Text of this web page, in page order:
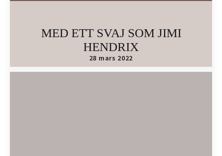
MED ETT SVAJ SOM JIMI
HENDRIX
28 mars 2022